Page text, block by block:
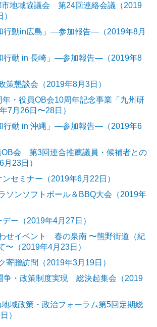
市地域協議会 第24回連絡会議（2019
行動in広島」―参加報告―（2019年8月
行動 in 長崎」―参加報告―（2019年8
策懇談会（2019年8月3日）
・役員OB会10周年記念事業「九州研
7月26日〜28日）
行動 in 沖縄」―参加報告―（2019年6
OB会 第3回連合推薦議員・候補者との
23日）
セミナー（2019年6月22日）
ソンソフトボール＆BBQ大会（2019年
ー（2019年4月27日）
せイベント 春の泉南 〜熊野街道（紀
〜（2019年4月23日）
寄贈訪問（2019年3月19日）
争・政策制度実現 総決起集会（2019
域政策・政治フォーラム第5回定期総
）